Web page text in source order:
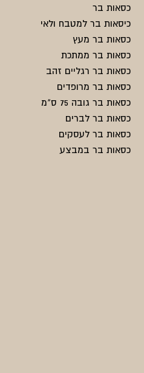
כסאות בר
כיסאות בר למטבח ולאי
כסאות בר מעץ
כסאות בר ממתכת
כסאות בר רגליים זהב
כסאות בר מרופדים
כסאות בר גובה 75 ס"מ
כסאות בר לברים
כסאות בר לעסקים
כסאות בר במבצע